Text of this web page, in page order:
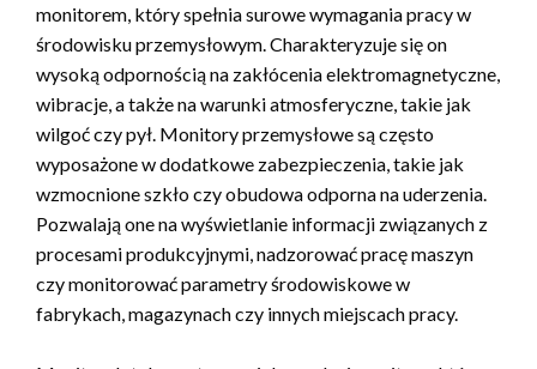
monitorem, który spełnia surowe wymagania pracy w
środowisku przemysłowym. Charakteryzuje się on
wysoką odpornością na zakłócenia elektromagnetyczne,
wibracje, a także na warunki atmosferyczne, takie jak
wilgoć czy pył. Monitory przemysłowe są często
wyposażone w dodatkowe zabezpieczenia, takie jak
wzmocnione szkło czy obudowa odporna na uderzenia.
Pozwalają one na wyświetlanie informacji związanych z
procesami produkcyjnymi, nadzorować pracę maszyn
czy monitorować parametry środowiskowe w
fabrykach, magazynach czy innych miejscach pracy.